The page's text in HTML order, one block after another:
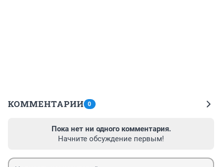
КОММЕНТАРИИ 0
Пока нет ни одного комментария.
Начните обсуждение первым!